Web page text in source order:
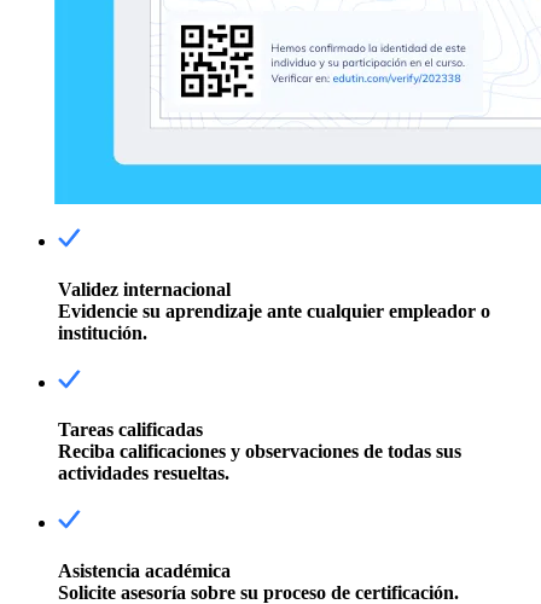
Validez internacional
Evidencie su aprendizaje ante cualquier empleador o
institución.
Tareas calificadas
Reciba calificaciones y observaciones de todas sus
actividades resueltas.
Asistencia académica
Solicite asesoría sobre su proceso de certificación.